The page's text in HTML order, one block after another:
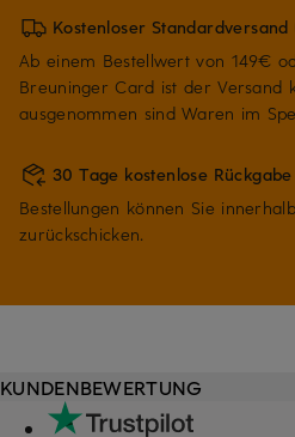
Kostenloser
Ab einem Bestellwert von 149€
Breuninger Card ist der Versand
ausgenommen sind Waren im
30 Tage kostenlose Rückgabe
Bestellungen können Sie
zurückschicken.
KUNDENBEWERTUNG